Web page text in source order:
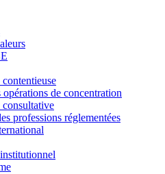
de concentration
consultative
professions réglementées